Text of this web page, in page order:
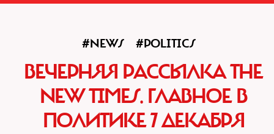
#NEWS #POLITICS
ВЕЧЕРНЯЯ РАССЫЛКА THE
NEW TIMES. ГЛАВНОЕ В
ПОЛИТИКЕ 7 ДЕКАБРЯ